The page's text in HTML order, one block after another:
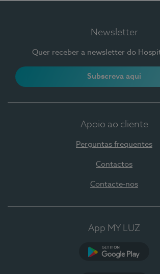
Newsletter
Quer receber a newsletter do
Subscreva aqui
Apoio ao cliente
Perguntas frequentes
Contactos
Contacte-nos
App MY LUZ